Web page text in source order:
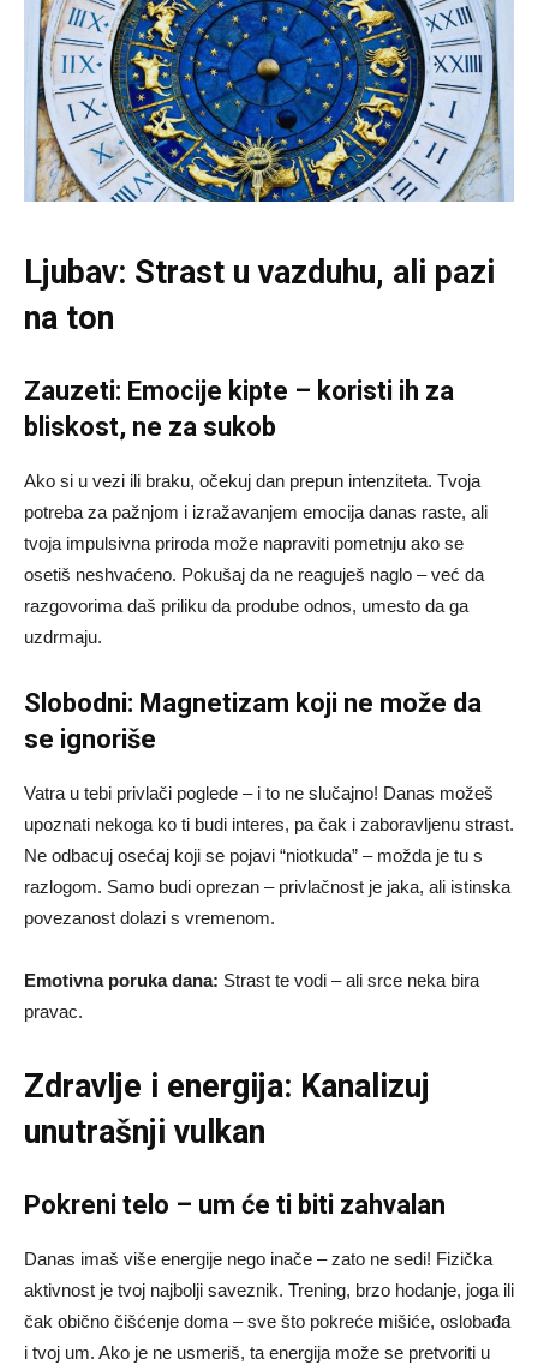
Ljubav: Strast u vazduhu, ali pazi
na ton
Zauzeti: Emocije kipte – koristi ih za
bliskost, ne za sukob
Ako si u vezi ili braku, očekuj dan prepun intenziteta. Tvoja
potreba za pažnjom i izražavanjem emocija danas raste, ali
tvoja impulsivna priroda može napraviti pometnju ako se
osetiš neshvaćeno. Pokušaj da ne reaguješ naglo – već da
razgovorima daš priliku da prodube odnos, umesto da ga
uzdrmaju.
Slobodni: Magnetizam koji ne može da
se ignoriše
Vatra u tebi privlači poglede – i to ne slučajno! Danas možeš
upoznati nekoga ko ti budi interes, pa čak i zaboravljenu strast.
Ne odbacuj osećaj koji se pojavi “niotkuda” – možda je tu s
razlogom. Samo budi oprezan – privlačnost je jaka, ali istinska
povezanost dolazi s vremenom.
Emotivna poruka dana: Strast te vodi – ali srce neka bira
pravac.
Zdravlje i energija: Kanalizuj
unutrašnji vulkan
Pokreni telo – um će ti biti zahvalan
Danas imaš više energije nego inače – zato ne sedi! Fizička
aktivnost je tvoj najbolji saveznik. Trening, brzo hodanje, joga ili
čak obično čišćenje doma – sve što pokreće mišiće, oslobađa
i tvoj um. Ako je ne usmeriš, ta energija može se pretvoriti u